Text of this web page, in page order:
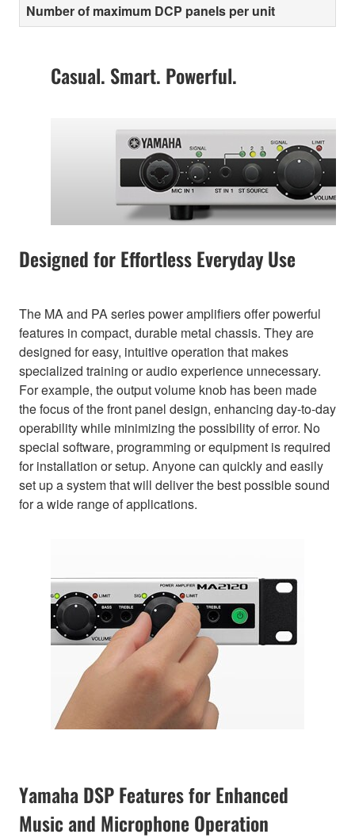
Number of maximum DCP panels per unit
Casual. Smart. Powerful.
Designed for Effortless Everyday Use
The MA and PA series power amplifiers offer powerful
features in compact, durable metal chassis. They are
designed for easy, intuitive operation that makes
specialized training or audio experience unnecessary.
For example, the output volume knob has been made
the focus of the front panel design, enhancing day-to-day
operability while minimizing the possibility of error. No
special software, programming or equipment is required
for installation or setup. Anyone can quickly and easily
set up a system that will deliver the best possible sound
for a wide range of applications.
Yamaha DSP Features for Enhanced
Music and Microphone Operation